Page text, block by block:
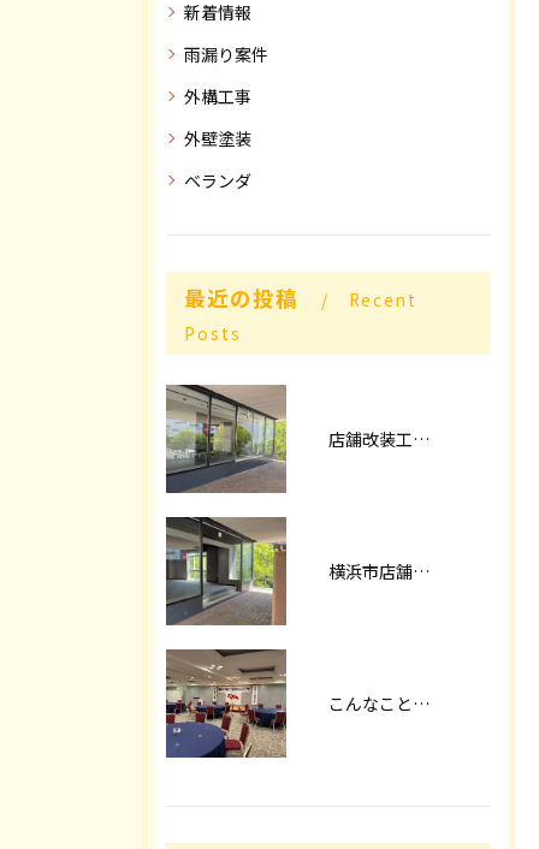
新着情報
雨漏り案件
外構工事
外壁塗装
ベランダ
最近の投稿
Recent
Posts
店舗改装工事パート2
横浜市店舗改装
こんなことやってます！！